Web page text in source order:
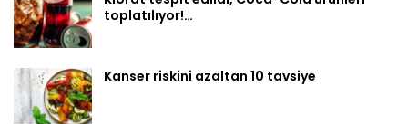
toplatılıyor!…
Kanser riskini azaltan 10 tavsiye